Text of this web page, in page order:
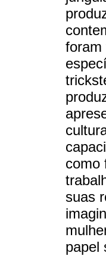
foram
como
suas
papel